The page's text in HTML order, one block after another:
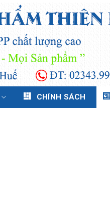
CHÍNH SÁCH